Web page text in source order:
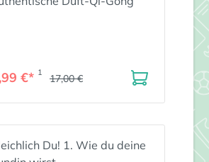
€* 1 17,00 €